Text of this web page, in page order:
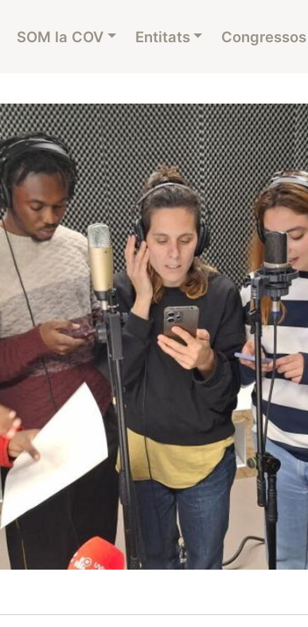
SOM la COV Entitats Congressos